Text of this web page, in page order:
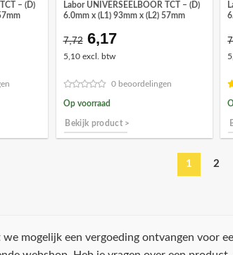
– (D)
Labor UNIVERSEELBOOR TCT – (D)
6.0mm x (L1) 93mm x (L2) 57mm
7,72 Oorspronkelijke
prijs
€7,72.
6,17Huidige
€6,17.
5,10 excl. btw
0 beoordelingen
Op voorraad
Bekijk product >
1 2
mogelijk een vergoeding ontvangen voor